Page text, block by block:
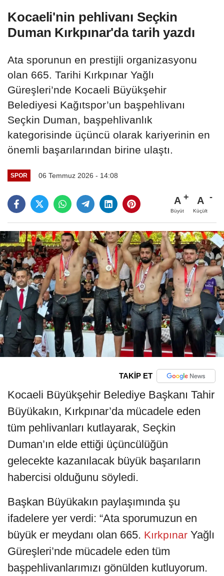
Kocaeli'nin pehlivanı Seçkin
Duman Kırkpınar'da tarih yazdı
Ata sporunun en prestijli organizasyonu
olan 665. Tarihi Kırkpınar Yağlı
Güreşleri’nde Kocaeli Büyükşehir
Belediyesi Kağıtspor’un başpehlivanı
Seçkin Duman, başpehlivanlık
kategorisinde üçüncü olarak kariyerinin en
önemli başarılarından birine ulaştı.
SPOR 06 Temmuz 2026 - 14:08
A
Büyüt
A
Küçült
TAKİP ET
Kocaeli Büyükşehir Belediye Başkanı Tahir
Büyükakın, Kırkpınar’da mücadele eden
tüm pehlivanları kutlayarak, Seçkin
Duman’ın elde ettiği üçüncülüğün
gelecekte kazanılacak büyük başarıların
habercisi olduğunu söyledi.
Başkan Büyükakın paylaşımında şu
ifadelere yer verdi: “Ata sporumuzun en
büyük er meydanı olan 665. Kırkpınar Yağlı
Güreşleri’nde mücadele eden tüm
başpehlivanlarımızı gönülden kutluyorum.